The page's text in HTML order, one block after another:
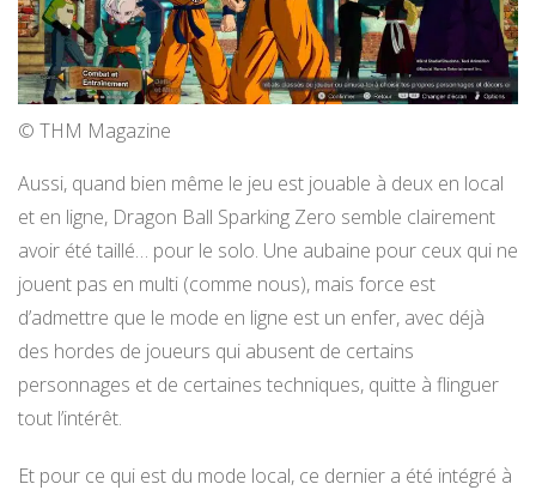
© THM Magazine
Aussi, quand bien même le jeu est jouable à deux en local
et en ligne, Dragon Ball Sparking Zero semble clairement
avoir été taillé… pour le solo. Une aubaine pour ceux qui ne
jouent pas en multi (comme nous), mais force est
d’admettre que le mode en ligne est un enfer, avec déjà
des hordes de joueurs qui abusent de certains
personnages et de certaines techniques, quitte à flinguer
tout l’intérêt.
Et pour ce qui est du mode local, ce dernier a été intégré à